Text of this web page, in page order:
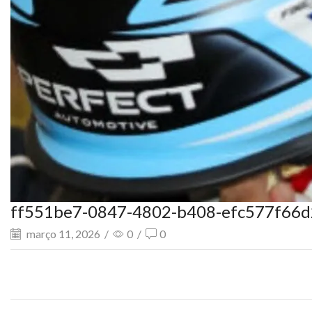
ff551be7-0847-4802-b408-
março 11, 2026 / 0 / 0